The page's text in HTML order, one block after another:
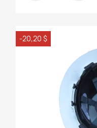
-20,20 $